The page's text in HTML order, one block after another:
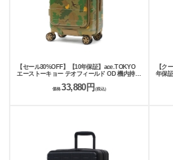
【セール30%OFF】【10年保証】ace.TOKYO
エーストーキョー テオフィールド OD 機内持ち
価格 33,880円 (税込)
【ク
年保